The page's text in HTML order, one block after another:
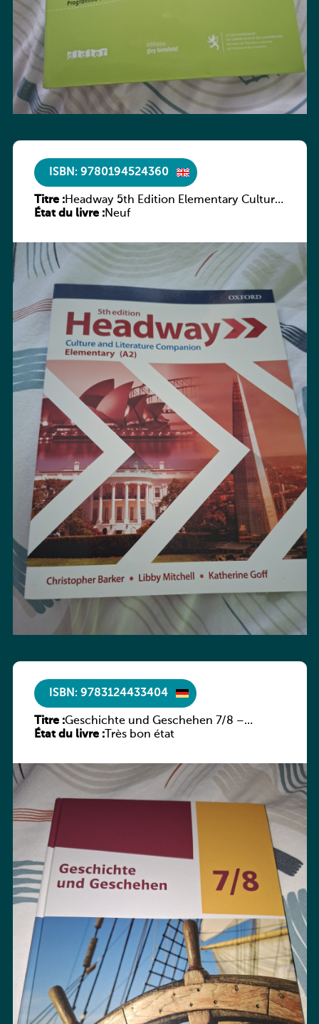
ISBN: 9780194524360
Titre :Headway 5th Edition Elementary Culture
and Literature Companion
État du livre :Neuf
ISBN: 9783124433404
Titre :Geschichte und Geschehen 7/8 –
Rheinland-Pfalz
État du livre :Très bon état